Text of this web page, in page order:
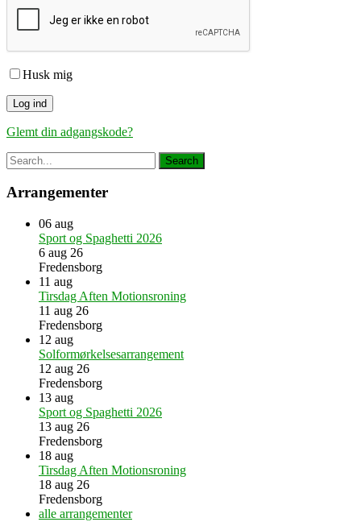
Husk mig
Glemt din adgangskode?
Arrangementer
06 aug
Sport og Spaghetti 2026
6 aug 26
Fredensborg
11 aug
Tirsdag Aften Motionsroning
11 aug 26
Fredensborg
12 aug
Solformørkelsesarrangement
12 aug 26
Fredensborg
13 aug
Sport og Spaghetti 2026
13 aug 26
Fredensborg
18 aug
Tirsdag Aften Motionsroning
18 aug 26
Fredensborg
alle arrangementer